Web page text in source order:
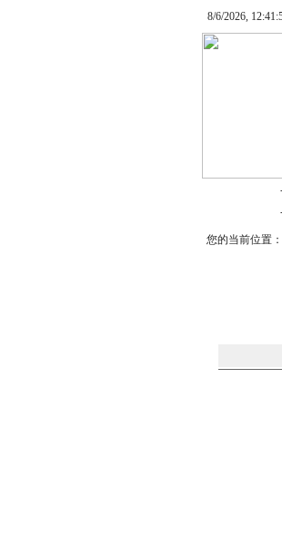
8/6/2026,
您的当前位置：